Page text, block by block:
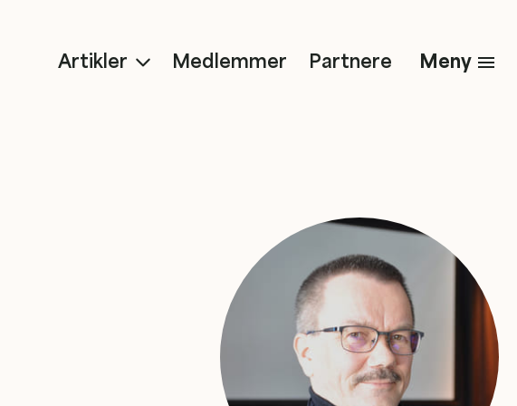
Artikler Medlemmer Partnere Meny